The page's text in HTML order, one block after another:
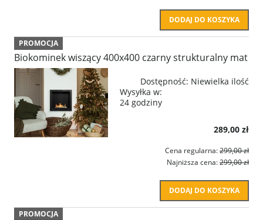
DODAJ DO KOSZYKA
Biokominek wiszący 400x400 czarny strukturalny mat
Dostępność: Niewielka ilość
Wysyłka w:
24 godziny
289,00 zł
Cena regularna:299,00 zł
Najniższa cena:299,00 zł
DODAJ DO KOSZYKA
PROMOCJA
PROMOCJA